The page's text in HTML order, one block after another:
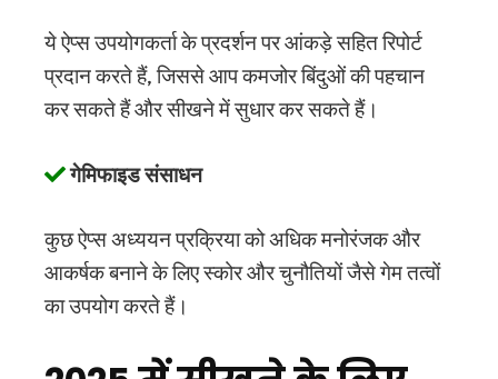
ये ऐप्स उपयोगकर्ता के प्रदर्शन पर आंकड़े सहित रिपोर्ट
प्रदान करते हैं, जिससे आप कमजोर बिंदुओं की पहचान
कर सकते हैं और सीखने में सुधार कर सकते हैं।
गेमिफाइड संसाधन
कुछ ऐप्स अध्ययन प्रक्रिया को अधिक मनोरंजक और
आकर्षक बनाने के लिए स्कोर और चुनौतियों जैसे गेम तत्वों
का उपयोग करते हैं।